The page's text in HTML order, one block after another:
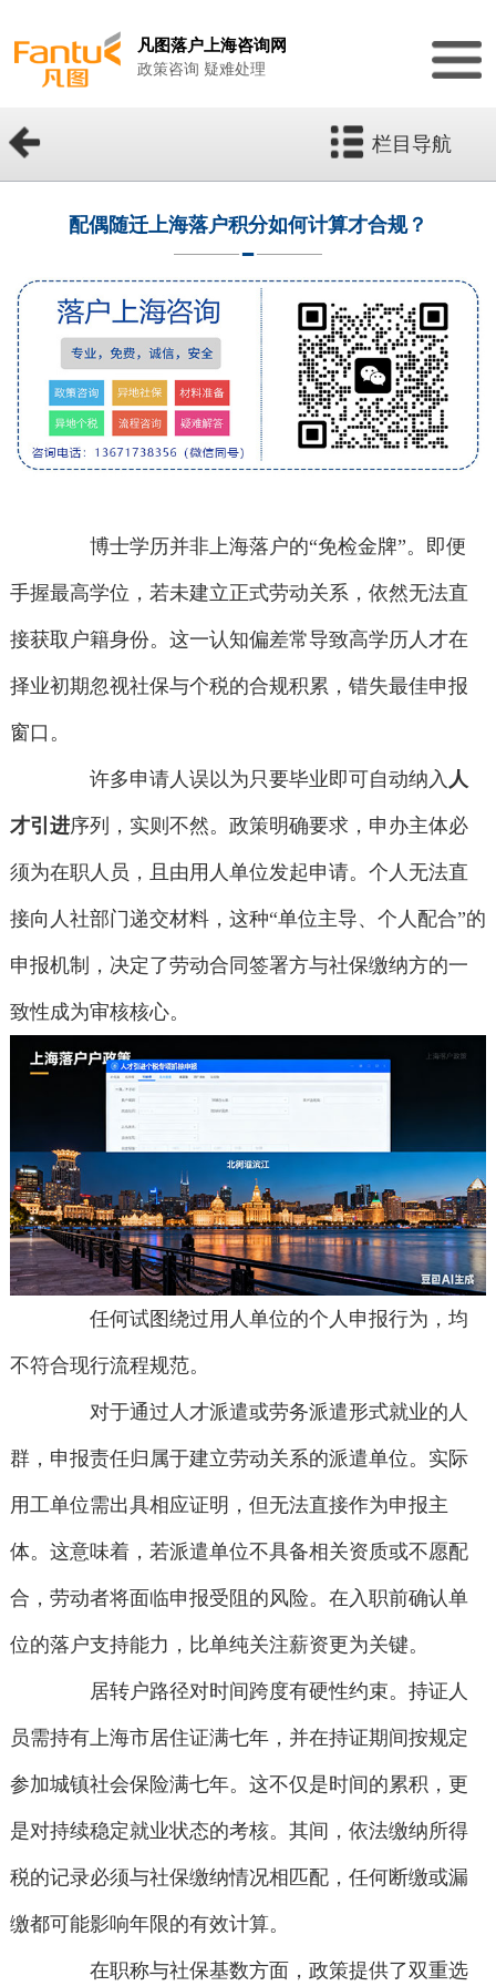
凡图落户上海咨询网
政策咨询 疑难处理
栏目导航
配偶随迁上海落户积分如何计算才合规？
博士学历并非上海落户的“免检金牌”。即便
手握最高学位，若未建立正式劳动关系，依然无法直
接获取户籍身份。这一认知偏差常导致高学历人才在
择业初期忽视社保与个税的合规积累，错失最佳申报
窗口。
许多申请人误以为只要毕业即可自动纳入 人
才引进序列，实则不然。政策明确要求，申办主体必
须为在职人员，且由用人单位发起申请。个人无法直
接向人社部门递交材料，这种“单位主导、个人配合”的
申报机制，决定了劳动合同签署方与社保缴纳方的一
致性成为审核核心。
任何试图绕过用人单位的个人申报行为，均
不符合现行流程规范。
对于通过人才派遣或劳务派遣形式就业的人
群，申报责任归属于建立劳动关系的派遣单位。实际
用工单位需出具相应证明，但无法直接作为申报主
体。这意味着，若派遣单位不具备相关资质或不愿配
合，劳动者将面临申报受阻的风险。在入职前确认单
位的落户支持能力，比单纯关注薪资更为关键。
居转户路径对时间跨度有硬性约束。持证人
员需持有上海市居住证满七年，并在持证期间按规定
参加城镇社会保险满七年。这不仅是时间的累积，更
是对持续稳定就业状态的考核。其间，依法缴纳所得
税的记录必须与社保缴纳情况相匹配，任何断缴或漏
缴都可能影响年限的有效计算。
在职称与社保基数方面，政策提供了双重选